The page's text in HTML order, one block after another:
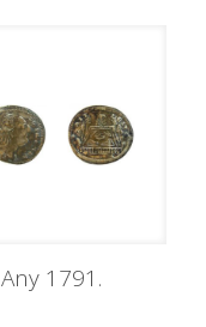
Any 1791.